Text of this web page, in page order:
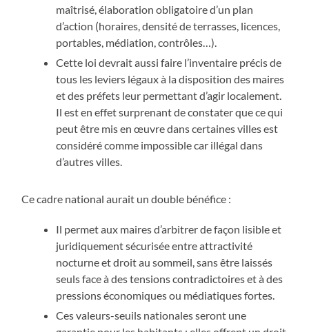
maîtrisé, élaboration obligatoire d’un plan
d’action (horaires, densité de terrasses, licences,
portables, médiation, contrôles…).
Cette loi devrait aussi faire l’inventaire précis de
tous les leviers légaux à la disposition des maires
et des préfets leur permettant d’agir localement.
Il est en effet surprenant de constater que ce qui
peut être mis en œuvre dans certaines villes est
considéré comme impossible car illégal dans
d’autres villes.
Ce cadre national aurait un double bénéfice :
Il permet aux maires d’arbitrer de façon lisible et
juridiquement sécurisée entre attractivité
nocturne et droit au sommeil, sans être laissés
seuls face à des tensions contradictoires et à des
pressions économiques ou médiatiques fortes.
Ces valeurs-seuils nationales seront une